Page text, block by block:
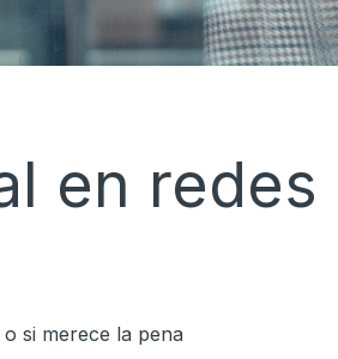
en redes
si merece la pena